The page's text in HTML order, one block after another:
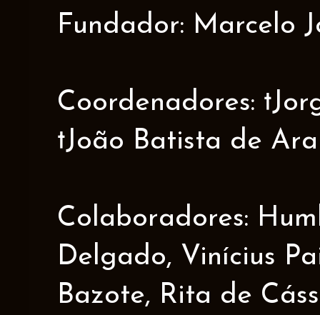
Fundador: Marcelo
Coordenadores:
†João Batista de
Colaboradores:
Delgado, Vinícius
Bazote, Rita de